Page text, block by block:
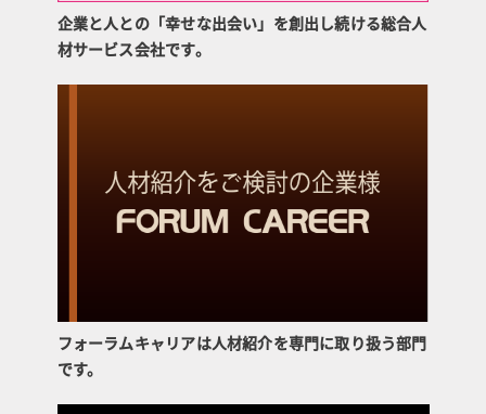
企業と人との「幸せな出会い」を創出し続ける総合人
材サービス会社です。
フォーラムキャリアは人材紹介を専門に取り扱う部門
です。